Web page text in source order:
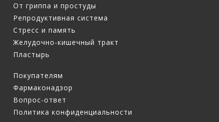
От гриппа и простуды
Репродуктивная система
Стресс и память
Желудочно-кишечный тракт
Пластырь
Покупателям
Фармаконадзор
Вопрос-ответ
Политика конфиденциальности